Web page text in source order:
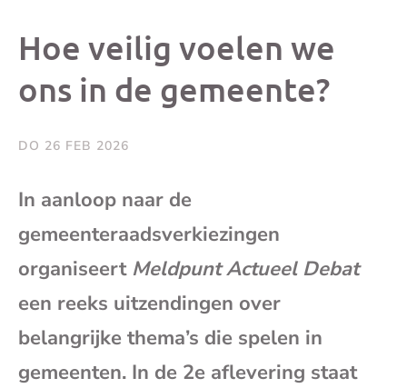
bericht bericht
Hoe veilig voelen we
ons in de gemeente?
DO 26 FEB 2026
In aanloop naar de
gemeenteraadsverkiezingen
organiseert Meldpunt Actueel Debat
een reeks uitzendingen over
belangrijke thema’s die spelen in
gemeenten. In de 2e aflevering staat